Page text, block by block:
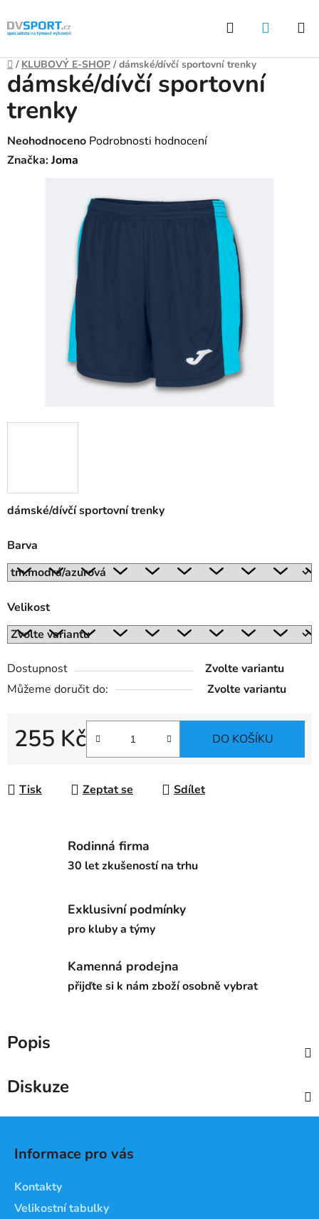
Přejít
na
Hledat
Domů
/ KLUBOVÝ E-SHOP / dámské/dívčí sportovní trenky
dámské/dívčí sportovní trenky
Barva
Velikost
Dostupnost
Zvolte variantu
Můžeme doručit do:
Zvolte variantu
255 Kč DO KOŠÍKU
Tisk Zeptat se Sdílet
dámské/dívčí sportovní
trenky
Průměrné
hodnocení
produktu
Neohodnoceno Podrobnosti hodnocení
Značka:Joma
Rodinná firma
30 let zkušeností na trhu
Exklusivní podmínky
pro kluby a týmy
Kamenná prodejna
přijďte si k nám zboží osobně vybrat
Popis
Diskuze
Informace pro vás
Kontakty
Velikostní tabulky